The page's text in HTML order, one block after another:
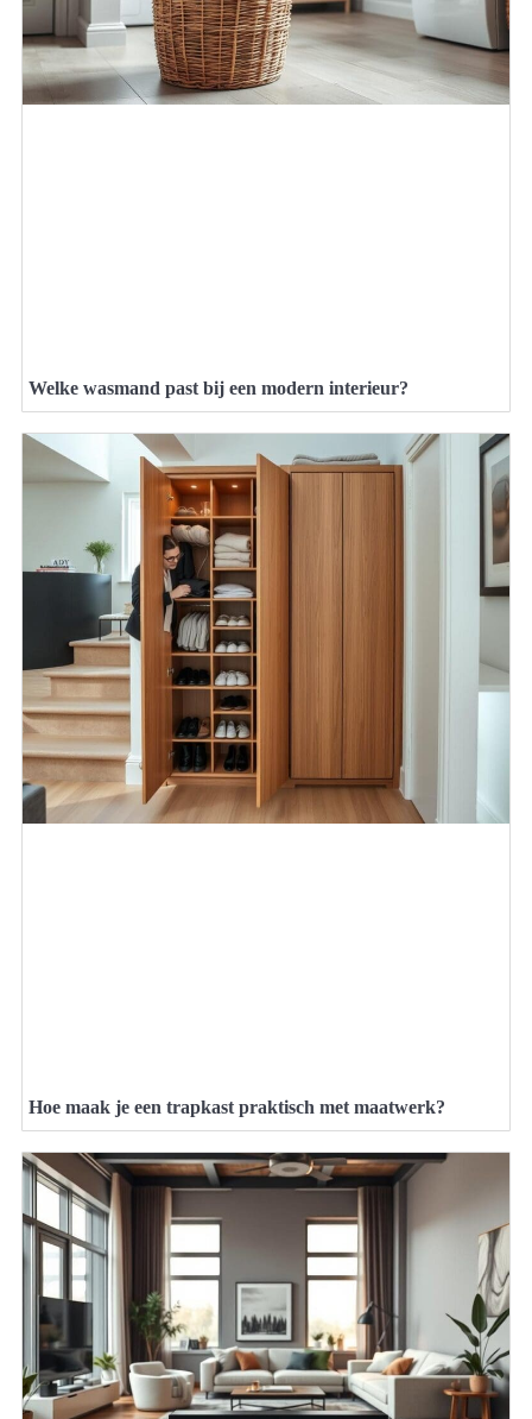
Welke wasmand past bij een modern interieur?
Hoe maak je een trapkast praktisch met maatwerk?